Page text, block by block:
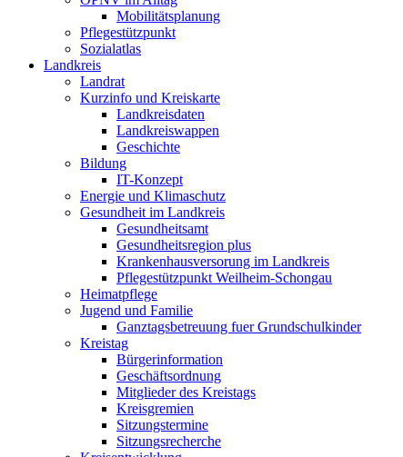
Mobilitätsplanung
Pflegestützpunkt
Sozialatlas
Landkreis
Landrat
Kurzinfo und Kreiskarte
Landkreisdaten
Landkreiswappen
Geschichte
Bildung
IT-Konzept
Energie und Klimaschutz
Gesundheit im Landkreis
Gesundheitsamt
Gesundheitsregion plus
Krankenhausversorung im Landkreis
Pflegestützpunkt Weilheim-Schongau
Heimatpflege
Jugend und Familie
Ganztagsbetreuung fuer Grundschulkinder
Kreistag
Bürgerinformation
Geschäftsordnung
Mitglieder des Kreistags
Kreisgremien
Sitzungstermine
Sitzungsrecherche